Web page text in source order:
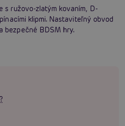
s ružovo-zlatým kovaním, D-
klipmi. Nastaviteľný obvod
bezpečné BDSM hry.